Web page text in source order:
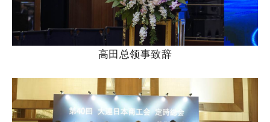
高田总领事致辞